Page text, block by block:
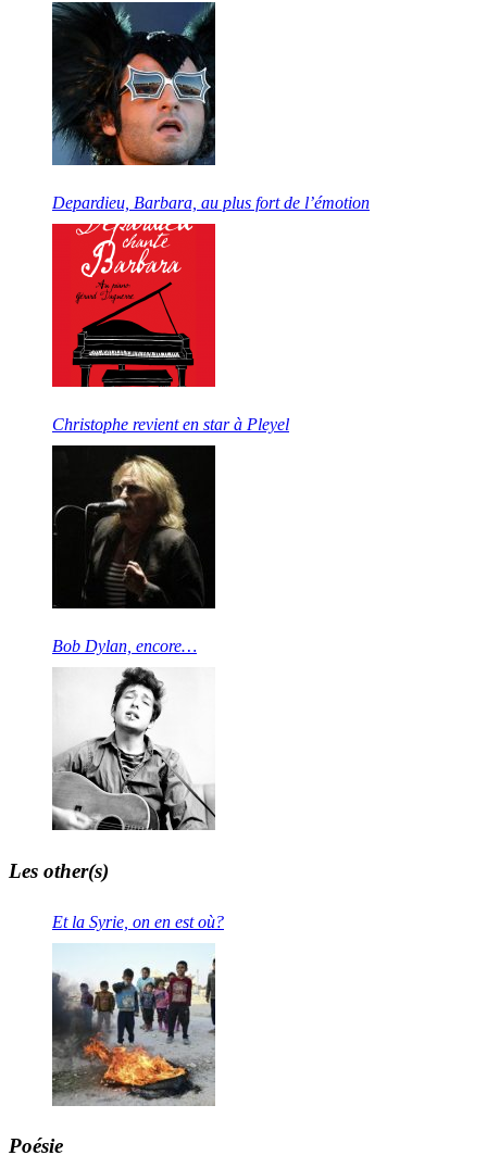
Depardieu, Barbara, au plus fort de l’émotion
Christophe revient en star à Pleyel
Bob Dylan, encore…
Les other(s)
Et la Syrie, on en est où?
Poésie